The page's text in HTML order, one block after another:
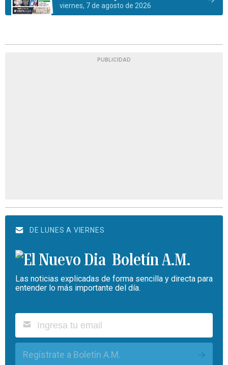
viernes, 7 de agosto de 2026
PUBLICIDAD
DE LUNES A VIERNES
Boletín A.M.
Las noticias explicadas de forma sencilla y directa para
entender lo más importante del día.
Regístrate a Boletín A.M.